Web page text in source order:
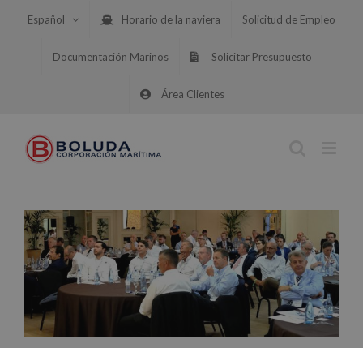
Español Horario de la naviera Solicitud de Empleo
Documentación Marinos Solicitar Presupuesto
Área Clientes